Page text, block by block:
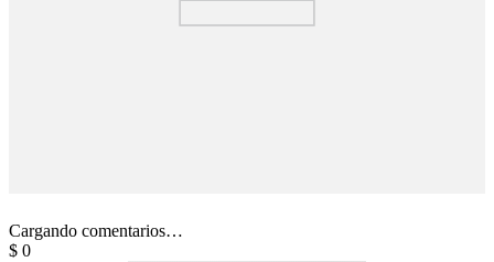
Cargando comentarios…
$ 0